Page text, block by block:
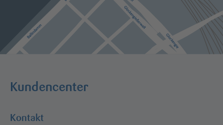
Kundencenter
Kontakt